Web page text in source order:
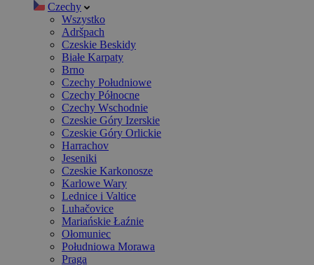
Czechy
Wszystko
Adršpach
Czeskie Beskidy
Białe Karpaty
Brno
Czechy Południowe
Czechy Północne
Czechy Wschodnie
Czeskie Góry Izerskie
Czeskie Góry Orlickie
Harrachov
Jeseniki
Czeskie Karkonosze
Karlowe Wary
Lednice i Valtice
Luhačovice
Mariańskie Łaźnie
Ołomuniec
Południowa Morawa
Praga